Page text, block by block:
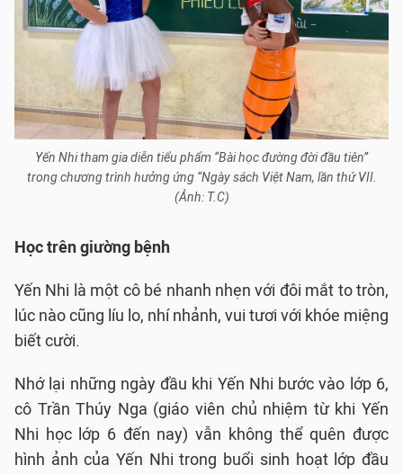
Yến Nhi tham gia diễn tiểu phẩm “Bài học đường đời đầu tiên”
trong chương trình hưởng ứng “Ngày sách Việt Nam, lần thứ VII.
(Ảnh: T.C)
Học trên giường bệnh
Yến Nhi là một cô bé nhanh nhẹn với đôi mắt to tròn,
lúc nào cũng líu lo, nhí nhảnh, vui tươi với khóe miệng
biết cười.
Nhớ lại những ngày đầu khi Yến Nhi bước vào lớp 6,
cô Trần Thúy Nga (giáo viên chủ nhiệm từ khi Yến
Nhi học lớp 6 đến nay) vẫn không thể quên được
hình ảnh của Yến Nhi trong buổi sinh hoạt lớp đầu